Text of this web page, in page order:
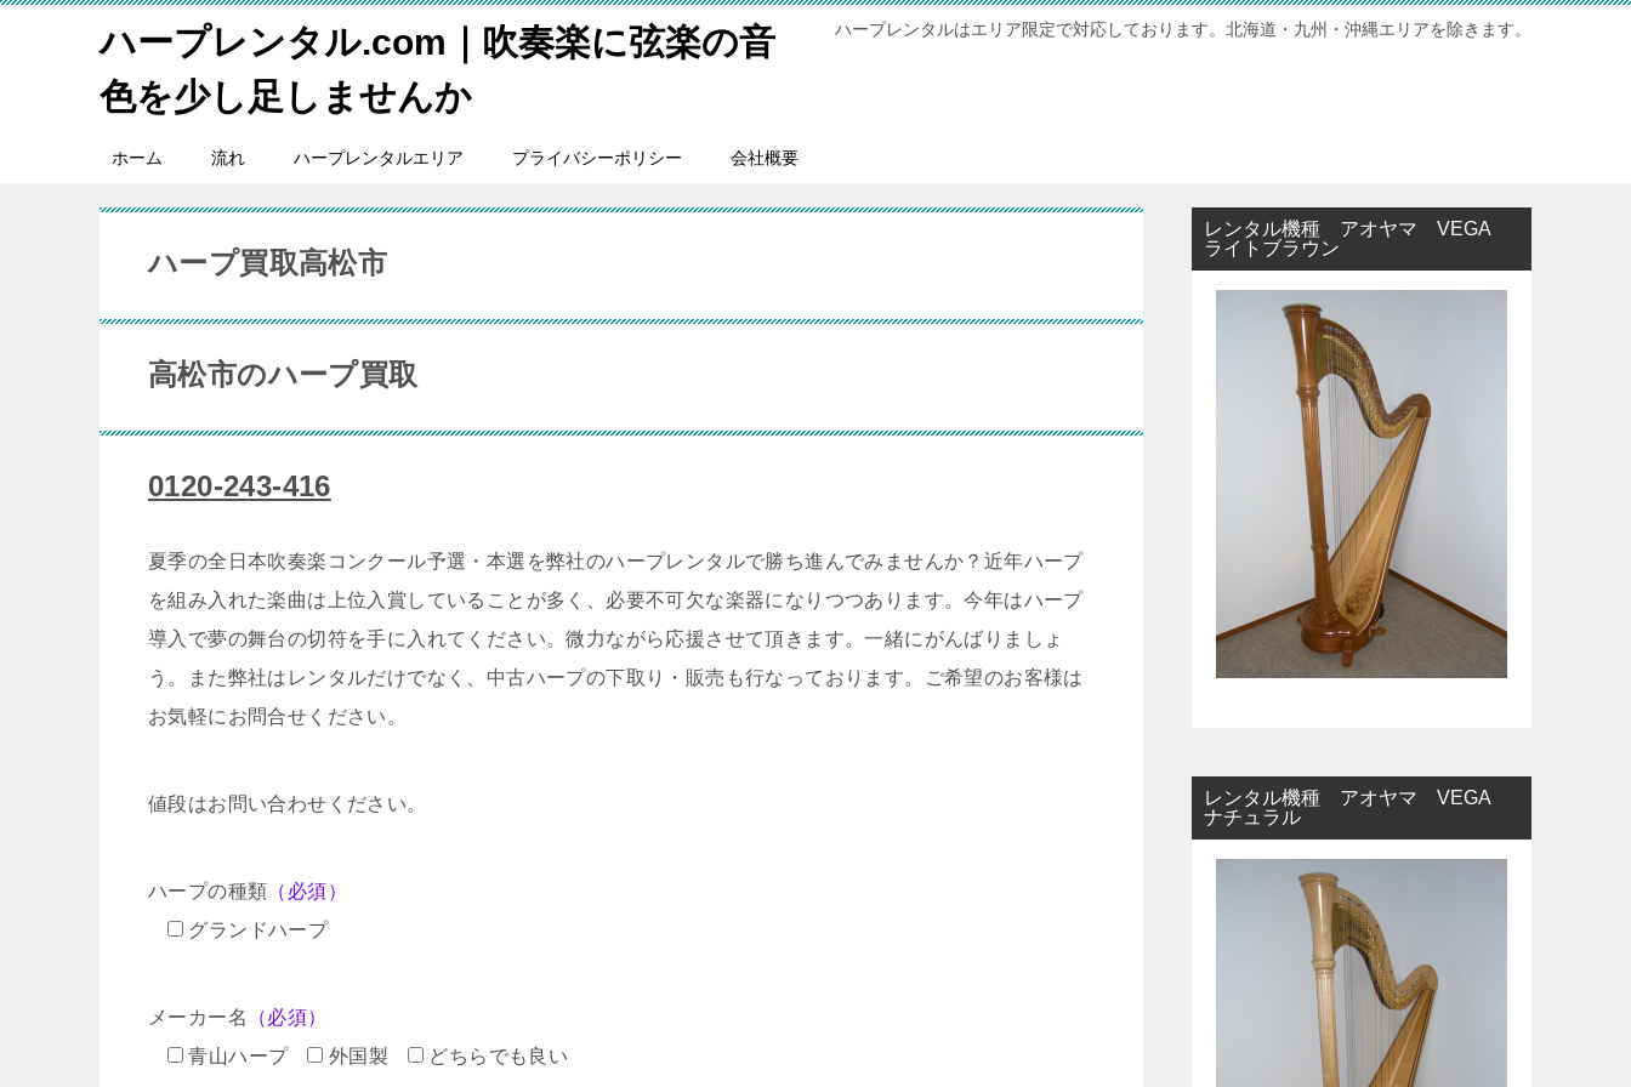
ハープレンタル.com｜吹奏楽に弦楽の音
色を少し足しませんか
ハープレンタルはエリア限定で対応しております。北海道・九州・沖縄エリアを除きます。
ホーム 流れ ハープレンタルエリア プライバシーポリシー 会社概要
ハープ買取高松市
高松市のハープ買取
0120-243-416
夏季の全日本吹奏楽コンクール予選・本選を弊社のハープレンタルで勝ち進んでみませんか？近年ハープ
を組み入れた楽曲は上位入賞していることが多く、必要不可欠な楽器になりつつあります。今年はハープ
導入で夢の舞台の切符を手に入れてください。微力ながら応援させて頂きます。一緒にがんばりましょ
う。また弊社はレンタルだけでなく、中古ハープの下取り・販売も行なっております。ご希望のお客様は
お気軽にお問合せください。
値段はお問い合わせください。
ハープの種類 （必須）
グランドハープ
メーカー名
（必須）
青山ハープ
外国製 どちらでも良い
レンタル機種 アオヤマ VEGA
ライトブラウン
レンタル機種 アオヤマ VEGA
ナチュラル